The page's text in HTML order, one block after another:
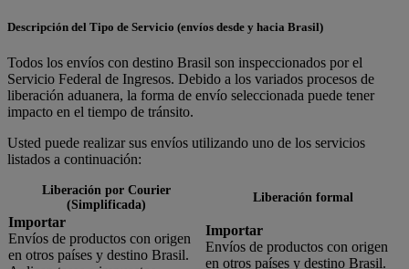
Descripción del Tipo de Servicio (envíos desde y hacia Brasil)
Todos los envíos con destino Brasil son inspeccionados por el
Servicio Federal de Ingresos. Debido a los variados procesos de
liberación aduanera, la forma de envío seleccionada puede tener
impacto en el tiempo de tránsito.
Usted puede realizar sus envíos utilizando uno de los servicios
listados a continuación:
Liberación por Courier
(Simplificada)
Liberación formal
Importar
Envíos de productos con origen
en otros países y destino Brasil.
Importar
Envíos de productos con origen
en otros países y destino Brasil.